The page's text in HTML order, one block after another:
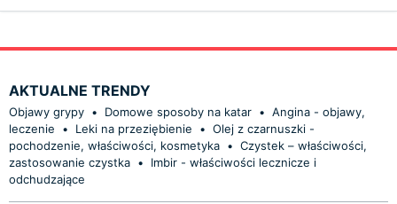
AKTUALNE TRENDY
Objawy grypy • Domowe sposoby na katar • Angina - objawy,
leczenie
• Leki na przeziębienie • Olej z czarnuszki -
pochodzenie, właściwości, kosmetyka • Czystek – właściwości,
zastosowanie czystka •
Imbir - właściwości lecznicze i
odchudzające